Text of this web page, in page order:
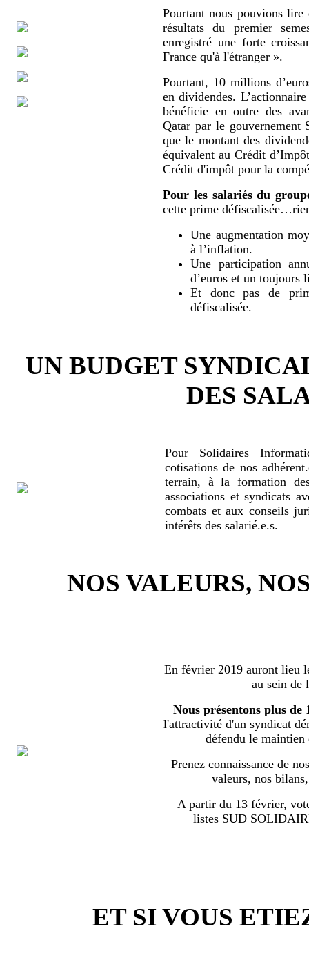
Pourtant nous pouvions lire
résultats du premier
enregistré une forte
France qu'à l'étranger ».
Pourtant, 10 millions
en dividendes.
bénéficie en outre des
Qatar par le gouvernement
que le montant des
équivalent au Crédit
Crédit d'impôt pour la
Pour les salariés du
cette prime
Une augmentation
à l’inflation.
Une participation
d’euros et un toujours
Et donc pas de
défiscalisée.
UN BUDGET
DES
Pour Solidaires
cotisations de nos
terrain, à la formation
associations et syndicats
combats et aux conseils
intérêts des salarié.e.s.
NOS VALEURS,
En février 2019 auront lieu
au sein de
Nous présentons plus de
l'attractivité d'un syndicat
défendu le maintien
Prenez connaissance de
valeurs, nos
A partir du 13 février,
listes SUD
ET SI VOUS